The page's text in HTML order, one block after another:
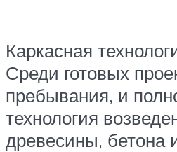
Каркасная
Среди готовых
пребывания, и
технология
древесины, бетона